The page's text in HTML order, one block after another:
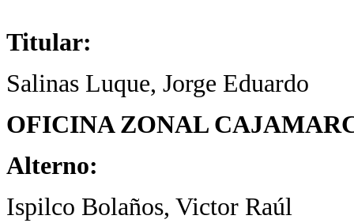
Titular:
Salinas Luque, Jorge Eduardo
OFICINA ZONAL
Alterno:
Ispilco Bolaños, Victor Raúl